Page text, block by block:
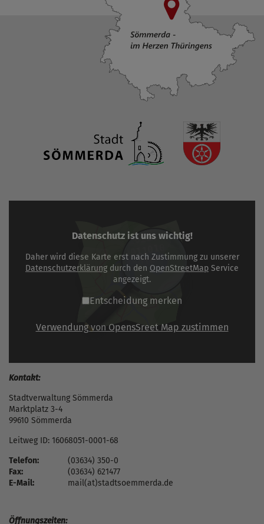
Datenschutz ist uns wichtig!
Daher wird diese Karte erst nach Zustimmung zu unserer
Datenschutzerklärung durch den OpenStreetMap Service
angezeigt.
Entscheidung merken
Verwendung von OpensSreet Map zustimmen
Kontakt:
Stadtverwaltung Sömmerda
Marktplatz 3-4
99610 Sömmerda
Leitweg ID: 16068051-0001-68
Telefon:
(03634) 350-0
Fax:
(03634) 621477
E-Mail:
mail(at)stadtsoemmerda.de
Öffnungszeiten: